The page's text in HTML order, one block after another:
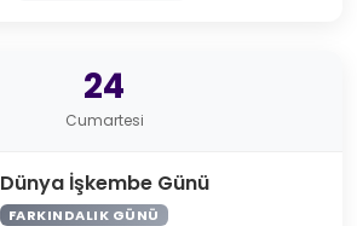
24
Cumartesi
Dünya İşkembe Günü
FARKINDALIK GÜNÜ